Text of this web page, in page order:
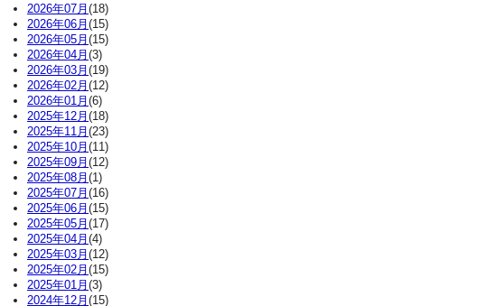
2026年07月 (18)
2026年06月 (15)
2026年05月 (15)
2026年04月 (3)
2026年03月 (19)
2026年02月 (12)
2026年01月 (6)
2025年12月 (18)
2025年11月 (23)
2025年10月 (11)
2025年09月 (12)
2025年08月 (1)
2025年07月 (16)
2025年06月 (15)
2025年05月 (17)
2025年04月 (4)
2025年03月 (12)
2025年02月 (15)
2025年01月 (3)
2024年12月 (15)